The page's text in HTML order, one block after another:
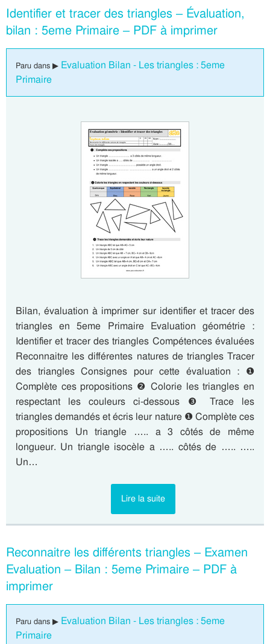
Identifier et tracer des triangles – Évaluation,
bilan : 5eme Primaire – PDF à imprimer
Paru dans ▶ Evaluation Bilan - Les triangles : 5eme
Primaire
Bilan, évaluation à imprimer sur identifier et tracer des
triangles en 5eme Primaire Evaluation géométrie :
Identifier et tracer des triangles Compétences évaluées
Reconnaitre les différentes natures de triangles Tracer
des triangles Consignes pour cette évaluation : ❶
Complète ces propositions ❷ Colorie les triangles en
respectant les couleurs ci-dessous ❸ Trace les
triangles demandés et écris leur nature ❶ Complète ces
propositions Un triangle ….. a 3 côtés de même
longueur. Un triangle isocèle a ….. côtés de ….. …..
Un…
Lire la suite
Reconnaitre les différents triangles – Examen
Evaluation – Bilan : 5eme Primaire – PDF à
imprimer
Paru dans ▶ Evaluation Bilan - Les triangles : 5eme
Primaire